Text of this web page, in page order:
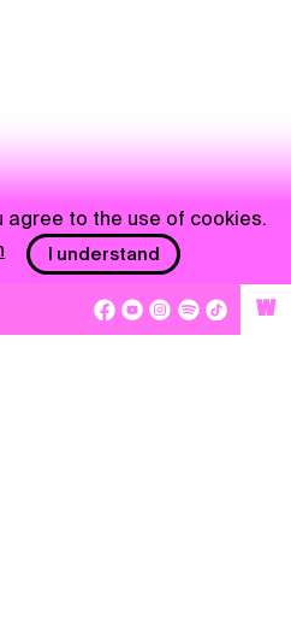
W
agree to the use of cookies.
I understand